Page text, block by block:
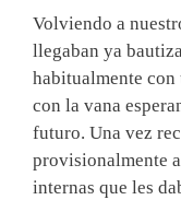
Volviendo a
llegaban ya
habitualmente
con la vana
futuro. Una vez
provisionalmente
internas que les